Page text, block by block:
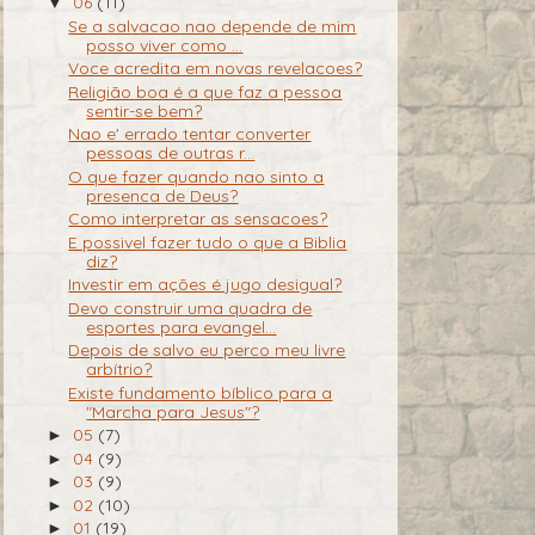
Se a salvacao nao depende de mim
posso viver como ...
Voce acredita em novas revelacoes?
Religião boa é a que faz a pessoa
sentir-se bem?
Nao e' errado tentar converter
pessoas de outras r...
O que fazer quando nao sinto a
presenca de Deus?
Como interpretar as sensacoes?
E possivel fazer tudo o que a Biblia
diz?
Investir em ações é jugo desigual?
Devo construir uma quadra de
esportes para evangel...
Depois de salvo eu perco meu livre
arbítrio?
Existe fundamento bíblico para a
"Marcha para Jesus"?
► 05 (7)
► 04 (9)
► 03 (9)
► 02 (10)
► 01 (19)